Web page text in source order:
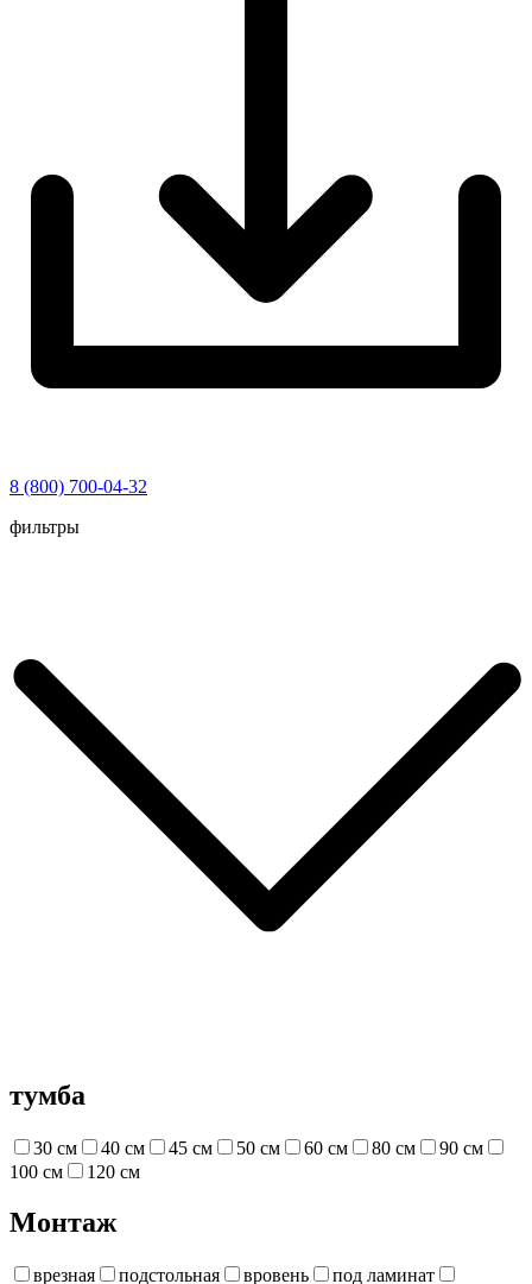
8 (800) 700-04-32
Перейти
фильтры
тумба
30 см 40 см 45 см 50 см 60 см 80 см
90 см
100 см
120 см
Монтаж
врезная подстольная вровень под ламинат